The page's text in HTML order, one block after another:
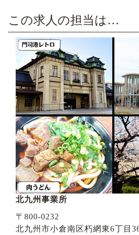
この求人の担当は…
北九州事業所
〒800-0232
北九州市小倉南区朽網東6丁目